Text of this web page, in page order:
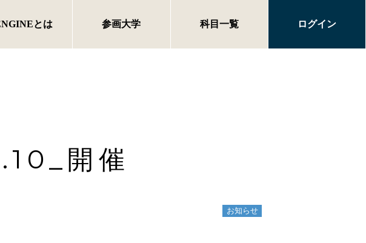
とは 参画大学 科目一覧 ログイン
開催
お知らせ